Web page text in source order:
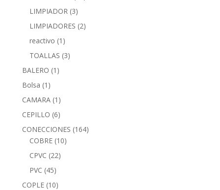
LIMPIADOR (3)
LIMPIADORES (2)
reactivo (1)
TOALLAS (3)
BALERO (1)
Bolsa (1)
CAMARA (1)
CEPILLO (6)
CONECCIONES (164)
COBRE (10)
CPVC (22)
PVC (45)
COPLE (10)